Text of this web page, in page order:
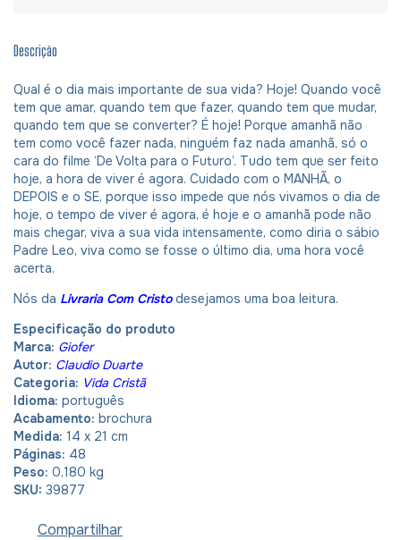
Descrição
Qual é o dia mais importante de sua vida? Hoje! Quando você
tem que amar, quando tem que fazer, quando tem que mudar,
quando tem que se converter? É hoje! Porque amanhã não
tem como você fazer nada, ninguém faz nada amanhã, só o
cara do filme ‘De Volta para o Futuro’. Tudo tem que ser feito
hoje, a hora de viver é agora. Cuidado com o MANHÃ, o
DEPOIS e o SE, porque isso impede que nós vivamos o dia de
hoje, o tempo de viver é agora, é hoje e o amanhã pode não
mais chegar, viva a sua vida intensamente, como diria o sábio
Padre Leo, viva como se fosse o último dia, uma hora você
acerta.
Nós da Livraria Com Cristodesejamos uma boa leitura.
Especificação do produto
Marca: Giofer
Autor: Claudio Duarte
Categoria: Vida Cristã
Idioma: português
Acabamento: brochura
Medida: 14 x 21 cm
Páginas: 48
Peso: 0,180 kg
SKU: 39877
Compartilhar